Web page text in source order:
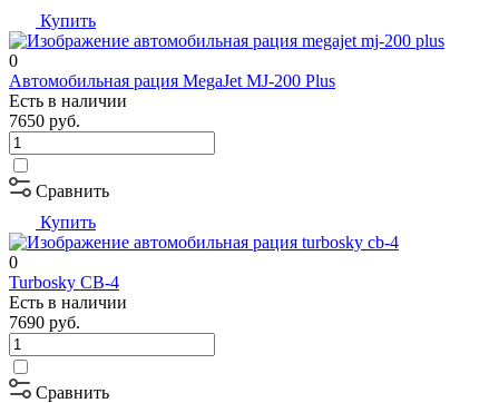
Купить
0
Автомобильная рация MegaJet MJ-200 Plus
Есть в наличии
7650 руб.
Сравнить
Купить
0
Turbosky CB-4
Есть в наличии
7690 руб.
Сравнить